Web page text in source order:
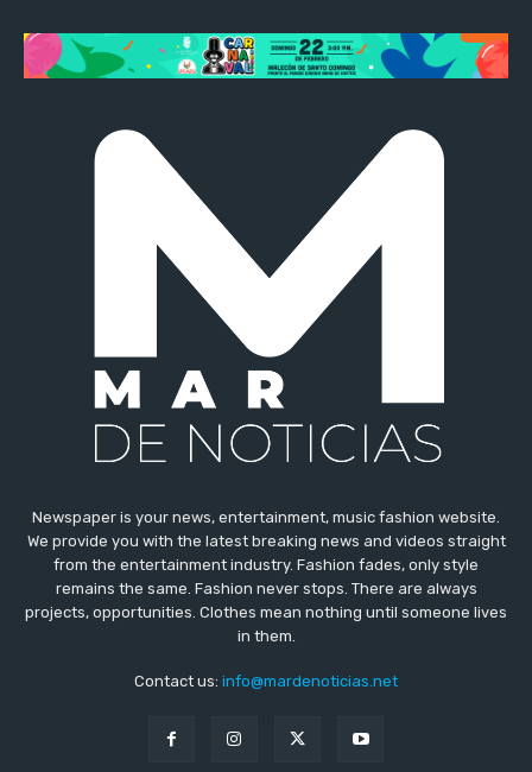
Newspaper is your news, entertainment, music fashion website.
We provide you with the latest breaking news and videos straight
from the entertainment industry. Fashion fades, only style
remains the same. Fashion never stops. There are always
projects, opportunities. Clothes mean nothing until someone lives
in them.
Contact us: info@mardenoticias.net